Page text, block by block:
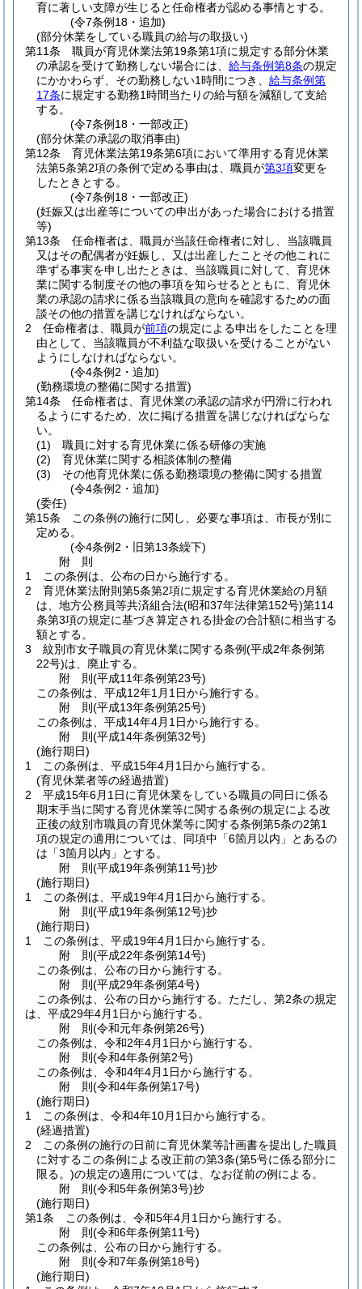
育に著しい支障が生じると任命権者が認める事情とする。
(令7条例18・追加)
(部分休業をしている職員の給与の取扱い)
第11条
職員が育児休業法第19条第1項に規定する部分休業
の承認を受けて勤務しない場合には、 給与条例第8条の規定
にかかわらず、その勤務しない1時間につき、 給与条例第
17条に規定する勤務1時間当たりの給与額を減額して支給
する。
(令7条例18・一部改正)
(部分休業の承認の取消事由)
第12条
育児休業法第19条第6項において準用する育児休業
法第5条第2項の条例で定める事由は、職員が第3項変更を
したときとする。
(令7条例18・一部改正)
(妊娠又は出産等についての申出があった場合における措置
等)
第13条
任命権者は、職員が当該任命権者に対し、当該職員
又はその配偶者が妊娠し、又は出産したことその他これに
準ずる事実を申し出たときは、当該職員に対して、育児休
業に関する制度その他の事項を知らせるとともに、育児休
業の承認の請求に係る当該職員の意向を確認するための面
談その他の措置を講じなければならない。
2
任命権者は、職員が前項の規定による申出をしたことを理
由として、当該職員が不利益な取扱いを受けることがない
ようにしなければならない。
(令4条例2・追加)
(勤務環境の整備に関する措置)
第14条
任命権者は、育児休業の承認の請求が円滑に行われ
るようにするため、次に掲げる措置を講じなければならな
い。
(1)
職員に対する育児休業に係る研修の実施
(2)
育児休業に関する相談体制の整備
(3)
その他育児休業に係る勤務環境の整備に関する措置
(令4条例2・追加)
(委任)
第15条
この条例の施行に関し、必要な事項は、市長が別に
定める。
(令4条例2・旧第13条繰下)
附 則
1
この条例は、公布の日から施行する。
2
育児休業法附則第5条第2項に規定する育児休業給の月額
は、地方公務員等共済組合法(昭和37年法律第152号)第114
条第3項の規定に基づき算定される掛金の合計額に相当する
額とする。
3
紋別市女子職員の育児休業に関する条例(平成2年条例第
22号)は、廃止する。
附 則(平成11年条例第23号)
この条例は、平成12年1月1日から施行する。
附 則(平成13年条例第25号)
この条例は、平成14年4月1日から施行する。
附 則(平成14年条例第32号)
(施行期日)
1
この条例は、平成15年4月1日から施行する。
(育児休業者等の経過措置)
2
平成15年6月1日に育児休業をしている職員の同日に係る
期末手当に関する育児休業等に関する条例の規定による改
正後の紋別市職員の育児休業等に関する条例第5条の2第1
項の規定の適用については、同項中「6箇月以内」とあるの
は「3箇月以内」とする。
附 則(平成19年条例第11号)抄
(施行期日)
1
この条例は、平成19年4月1日から施行する。
附 則(平成19年条例第12号)抄
(施行期日)
1
この条例は、平成19年4月1日から施行する。
附 則(平成22年条例第14号)
この条例は、公布の日から施行する。
附 則(平成29年条例第4号)
この条例は、公布の日から施行する。 ただし、第2条の規定
は、平成29年4月1日から施行する。
附 則(令和元年条例第26号)
この条例は、令和2年4月1日から施行する。
附 則(令和4年条例第2号)
この条例は、令和4年4月1日から施行する。
附 則(令和4年条例第17号)
(施行期日)
1
この条例は、令和4年10月1日から施行する。
(経過措置)
2
この条例の施行の日前に育児休業等計画書を提出した職員
に対するこの条例による改正前の第3条(第5号に係る部分に
限る。)の規定の適用については、なお従前の例による。
附 則(令和5年条例第3号)抄
(施行期日)
第1条
この条例は、令和5年4月1日から施行する。
附 則(令和6年条例第11号)
この条例は、公布の日から施行する。
附 則(令和7年条例第18号)
(施行期日)